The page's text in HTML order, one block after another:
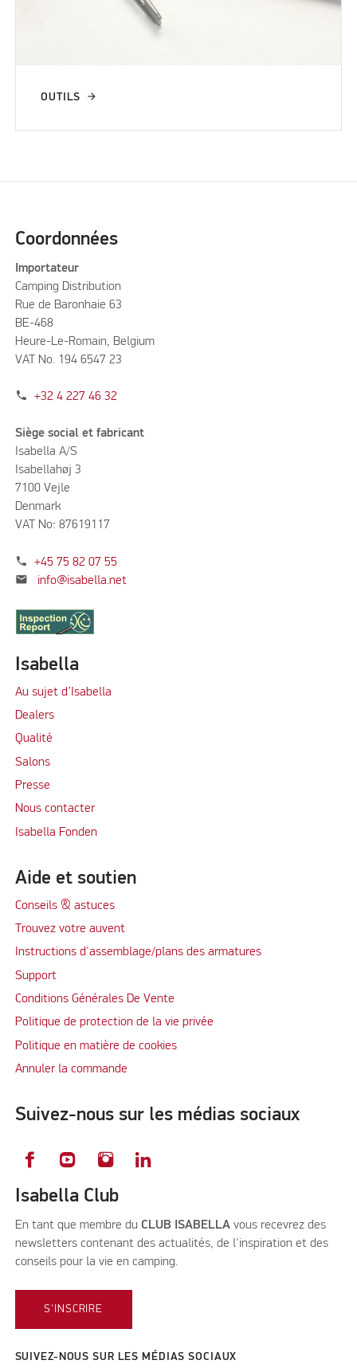
OUTILS
Coordonnées
Importateur
Camping Distribution
Rue de Baronhaie 63
BE-468
Heure-Le-Romain, Belgium
VAT No. 194 6547 23
phone +32 4 227 46 32
Siège social et fabricant
Isabella A/S
Isabellahøj 3
7100 Vejle
Denmark
VAT No: 87619117
phone +45 75 82 07 55
mail info@isabella.net
Isabella
Au sujet d’Isabella
Dealers
Qualité
Salons
Presse
Nous contacter
Isabella Fonden
Aide et soutien
Conseils & astuces
Trouvez votre auvent
Instructions d'assemblage/plans des armatures
Support
Conditions Générales De Vente
Politique de protection de la vie privée
Politique en matière de cookies
Annuler la commande
Suivez-nous sur les médias sociaux
Isabella Club
En tant que membre du CLUB ISABELLA vous recevrez des
newsletters contenant des actualités, de l'inspiration et des
conseils pour la vie en camping.
S'INSCRIRE
SUIVEZ-NOUS SUR LES MÉDIAS SOCIAUX